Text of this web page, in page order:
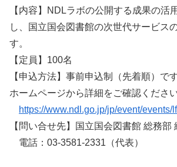
【内容】NDLラボの公開する成果の活
し、国立国会図書館の次世代サービス
す。
【定員】100名
【申込方法】事前申込制（先着順）で
ホームページから詳細をご確認ください
https://www.ndl.go.jp/jp/event/events/
【問い合せ先】国立国会図書館 総務部
電話：03-3581-2331（代表）